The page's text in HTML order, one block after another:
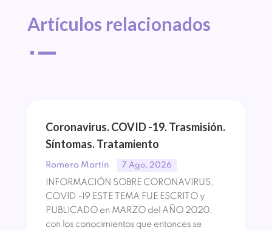
Artículos relacionados
^
Coronavirus. COVID -19. Trasmisión.
Síntomas. Tratamiento
Romero Martín 7 Ago, 2026
INFORMACIÓN SOBRE CORONAVIRUS,
COVID -19 ESTE TEMA FUE ESCRITO y
PUBLICADO en MARZO del AÑO 2020,
con los conocimientos que entonces se